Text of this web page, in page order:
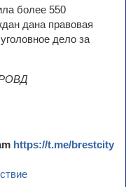
более 550
дана правовая
дело за
https://t.me/brestcity